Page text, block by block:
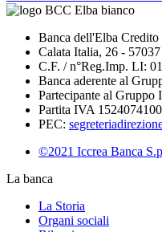
Banca dell'Elba
Calata Italia, 26 -
C.F. / n°Reg.Imp. LI:
Banca aderente al
Partecipante al
Partita IVA
PEC:
©2021 Iccrea Banca
La banca
La Storia
Organi sociali